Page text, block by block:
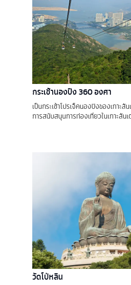
กระเช้านองปิง 360 องศา
เป็นกระเช้าโปรเจ็คนองปิงของเกาะ
การสนับสนุนการท่องเที่ยวในเกาะลันเ
วัดโป่หลิน